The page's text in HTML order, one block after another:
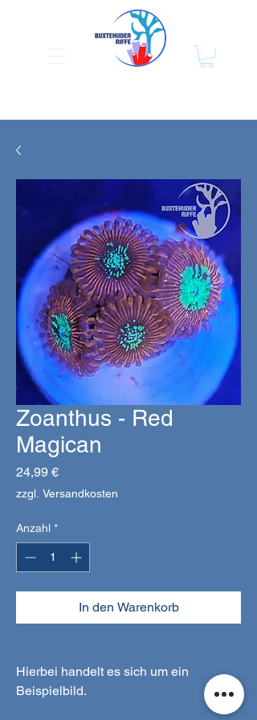
Zoanthus - Red
Magican
24,99 €Preis
zzgl. Versandkosten
Anzahl *
In den Warenkorb
Hierbei handelt es sich um ein
Beispielbild.